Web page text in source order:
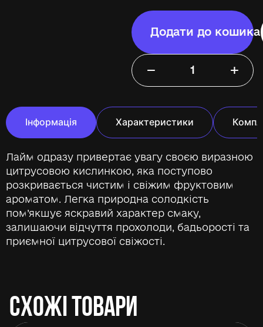
− +
Додати до кошика
Інформація Характеристики
Лайм одразу привертає увагу своєю виразною
цитрусовою кислинкою, яка поступово
розкривається чистим і свіжим фруктовим
ароматом. Легка природна солодкість
пом’якшує яскравий характер смаку,
залишаючи відчуття прохолоди, бадьорості та
приємної цитрусової свіжості.
СХОЖІ ТОВАРИ